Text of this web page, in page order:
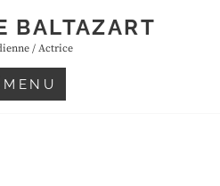
BALTAZART
/ Actrice
MENU